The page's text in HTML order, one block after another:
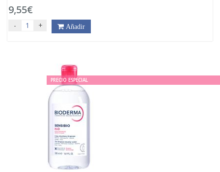
9,55€
- + Añadir
PRECIO ESPECIAL